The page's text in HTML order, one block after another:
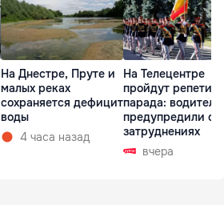
На Днестре, Пруте и
малых реках
сохраняется дефицит
воды
4 часа назад
На Телецентре
пройдут
парада:
предупредили о
затруднениях
вчера